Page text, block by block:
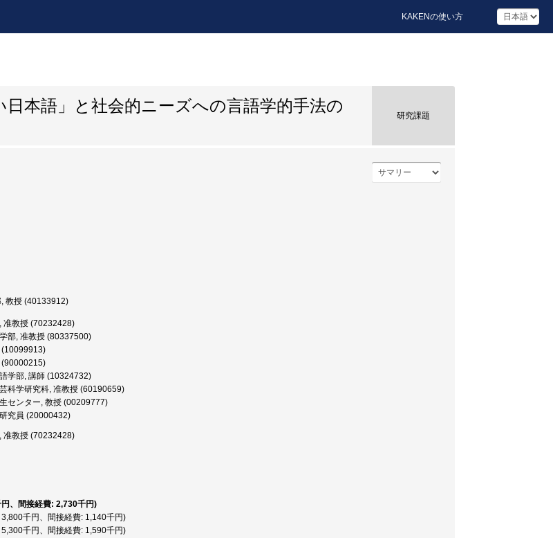
KAKENの使い方
本語」と社会的ニーズへの言語学的手法の
研究課題
教授 (40133912)
准教授 (70232428)
部, 准教授 (80337500)
(10099913)
(90000215)
学部, 講師 (10324732)
科学研究科, 准教授 (60190659)
センター, 教授 (00209777)
究員 (20000432)
准教授 (70232428)
、間接経費: 2,730千円)
千円、間接経費: 1,140千円)
千円、間接経費: 1,590千円)